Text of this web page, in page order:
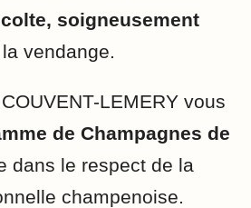
soigneusement
vendange.
LEMERY vous
de Champagnes de
dans le respect de la
champenoise.